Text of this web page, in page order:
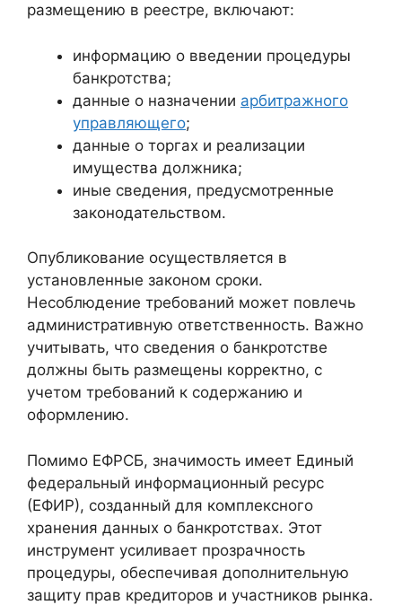
размещению в реестре, включают:
информацию о введении процедуры
банкротства;
данные о назначении арбитражного
управляющего;
данные о торгах и реализации
имущества должника;
иные сведения, предусмотренные
законодательством.
Опубликование осуществляется в
установленные законом сроки.
Несоблюдение требований может повлечь
административную ответственность. Важно
учитывать, что сведения о банкротстве
должны быть размещены корректно, с
учетом требований к содержанию и
оформлению.
Помимо ЕФРСБ, значимость имеет Единый
федеральный информационный ресурс
(ЕФИР), созданный для комплексного
хранения данных о банкротствах. Этот
инструмент усиливает прозрачность
процедуры, обеспечивая дополнительную
защиту прав кредиторов и участников рынка.